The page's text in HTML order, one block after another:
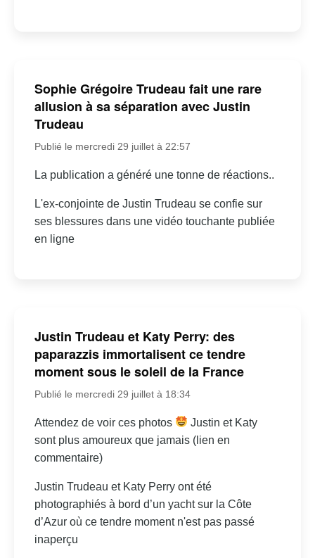
Sophie Grégoire Trudeau fait une rare
allusion à sa séparation avec Justin
Trudeau
Publié le mercredi 29 juillet à 22:57
La publication a généré une tonne de réactions..
L'ex-conjointe de Justin Trudeau se confie sur
ses blessures dans une vidéo touchante publiée
en ligne
Justin Trudeau et Katy Perry: des
paparazzis immortalisent ce tendre
moment sous le soleil de la France
Publié le mercredi 29 juillet à 18:34
Attendez de voir ces photos
Justin et Katy
sont plus amoureux que jamais (lien en
commentaire)
Justin Trudeau et Katy Perry ont été
photographiés à bord d’un yacht sur la Côte
d’Azur où ce tendre moment n'est pas passé
inaperçu